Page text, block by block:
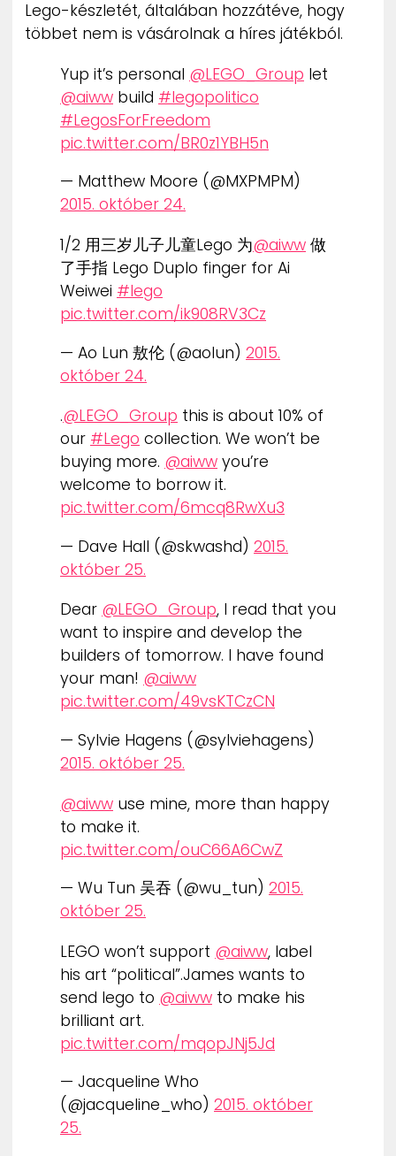
Lego-készletét, általában hozzátéve, hogy
többet nem is vásárolnak a híres játékból.
Yup it’s personal @LEGO_Group let
@aiww build #legopolitico
#LegosForFreedom
pic.twitter.com/BR0z1YBH5n
— Matthew Moore (@MXPMPM)
2015. október 24.
1/2 用三岁儿子儿童Lego 为@aiww 做
了手指 Lego Duplo finger for Ai
Weiwei #lego
pic.twitter.com/ik908RV3Cz
— Ao Lun 敖伦 (@aolun) 2015.
október 24.
.@LEGO_Group this is about 10% of
our #Lego collection. We won’t be
buying more. @aiww you’re
welcome to borrow it.
pic.twitter.com/6mcq8RwXu3
— Dave Hall (@skwashd) 2015.
október 25.
Dear @LEGO_Group, I read that you
want to inspire and develop the
builders of tomorrow. I have found
your man! @aiww
pic.twitter.com/49vsKTCzCN
— Sylvie Hagens (@sylviehagens)
2015. október 25.
@aiww use mine, more than happy
to make it.
pic.twitter.com/ouC66A6CwZ
— Wu Tun 吴吞 (@wu_tun) 2015.
október 25.
LEGO won’t support @aiww, label
his art “political”.James wants to
send lego to @aiww to make his
brilliant art.
pic.twitter.com/mqopJNj5Jd
— Jacqueline Who
(@jacqueline_who) 2015. október
25.